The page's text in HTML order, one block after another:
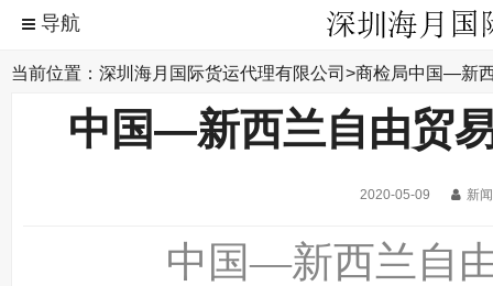
当前位置： 深圳海月国际货运代理有限公司 >商检局中国—新
中国—新西兰自由贸
2020-05-09 新
中国—新西兰自由贸